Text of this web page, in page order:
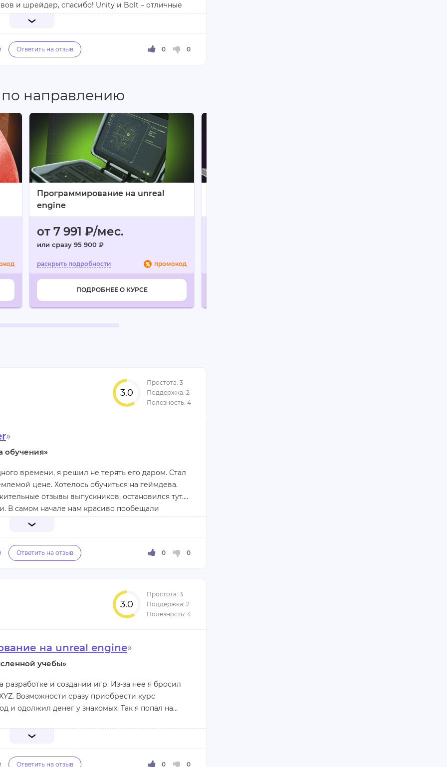
и шрейдер, спасибо! Unity и Bolt – отличные
определиться с дальнейшим
цели.
слове. Сейчас записалась на основной
направлению
Программирование на unreal
engine
от 7 991 ₽/мес.
или сразу 95 900 ₽
промокод
ПОДРОБНЕЕ О КУРСЕ
3.0
»
обучения»
времени, я решил не терять его даром. Стал
цене. Хотелось обучиться на геймдева.
отзывы выпускников, остановился тут.
В самом начале нам красиво пообещали
разработчиков игр и 100%-ное
направлено оно было на совсем неопытных
скачивать и сохранять информацию. А дальше
анрил к Исаеву. У него я узнал уже намного
3.0
на unreal engine»
учебы»
разработке и создании игр. Из-за нее я бросил
Возможности сразу приобрести курс
и одолжил денег у знакомых. Так я попал на
кто пришли на курс. Учусь я уже 9 месяцев.